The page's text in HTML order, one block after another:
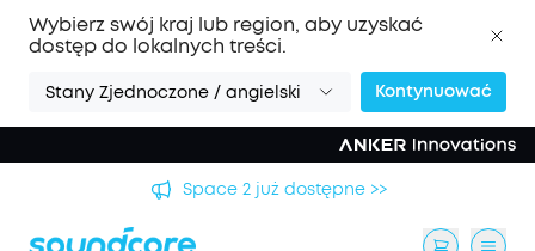
Wybierz swój kraj lub region, aby uzyskać
dostęp do lokalnych treści.
Stany Zjednoczone / angielski Kontynuować
Space 2 już dostępne >>